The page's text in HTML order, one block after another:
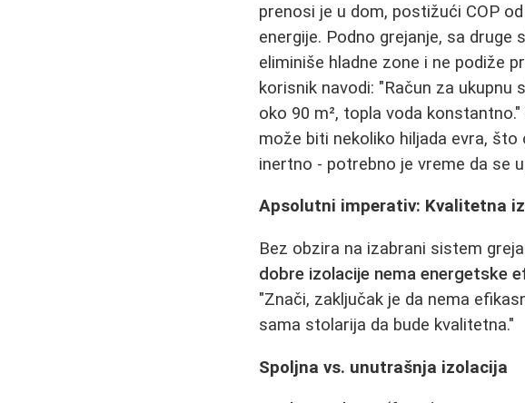
prenosi je u dom, postižući COP
energije. Podno grejanje, sa druge
eliminiše hladne zone i ne podiže
korisnik navodi: "Račun za ukupnu
oko 90 m², topla voda
može biti nekoliko hiljada evra,
inertno - potrebno je vreme da se
Apsolutni imperativ: Kvalitetna
Bez obzira na izabrani sistem
dobre izolacije nema energetske
"Znači, zaključak je da nema
sama stolarija da bude kvalitetna."
Spoljna vs. unutrašnja izolacija